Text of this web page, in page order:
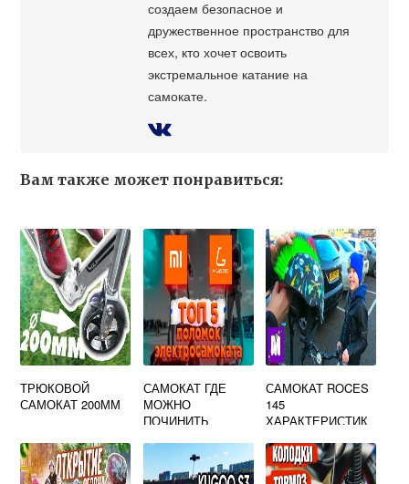
создаем безопасное и
дружественное пространство для
всех, кто хочет освоить
экстремальное катание на
самокате.
Вам также может понравиться:
ТРЮКОВОЙ
САМОКАТ 200ММ
САМОКАТ ГДЕ
МОЖНО
ПОЧИНИТЬ
САМОКАТ ROCES
145
ХАРАКТЕРИСТИК